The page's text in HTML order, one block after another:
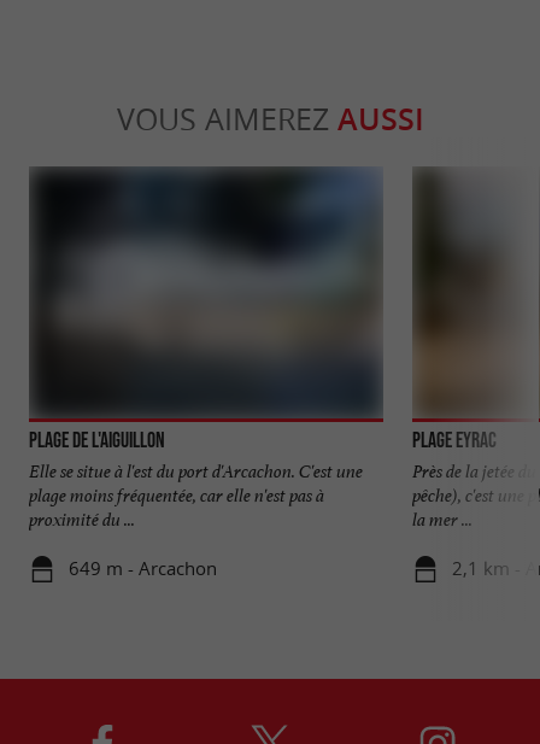
VOUS AIMEREZ AUSSI
Plage de l'Aiguillon
Elle se situe à l'est du port d'Arcachon. C'est une
plage moins fréquentée, car elle n'est pas à
proximité du ...
649 m - Arcachon
Plage Eyrac
Près de la jetée
pêche), c'est une
la mer ...
2,1 km -